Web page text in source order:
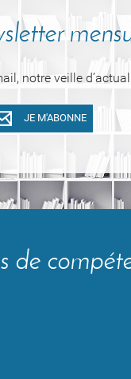
notre veille
JE M'ABONNE
de